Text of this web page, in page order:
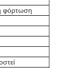
φόρτωση